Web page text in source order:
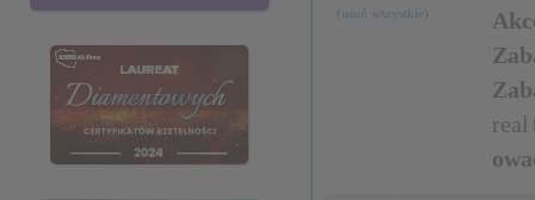
(usuń wszystkie)
real